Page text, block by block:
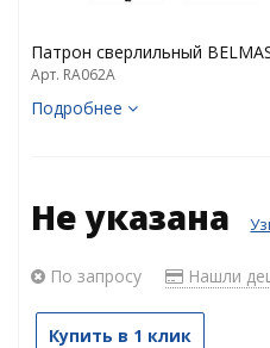
Патрон сверлильный
Арт. RA062A
Подробнее
Не указана
По запросу Нашли
Купить в 1 клик